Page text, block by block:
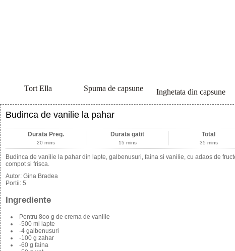
Tort Ella Spuma de capsune Inghetata din capsune
Budinca de vanilie la pahar
Durata Preg.
20 mins
Durata gatit
15 mins
Total
35 mins
Budinca de vanilie la pahar din lapte, galbenusuri, faina si vanilie, cu adaos de
compot si frisca.
Autor: Gina Bradea
Portii: 5
Ingrediente
Pentru 8oo g de crema de vanilie
-500 ml lapte
-4 galbenusuri
-100 g zahar
-60 g faina